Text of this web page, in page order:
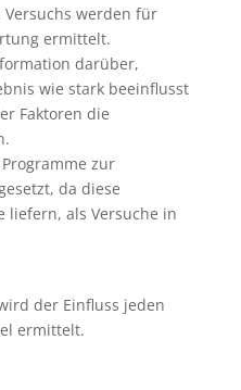
Versuchs werden für
ermittelt.
darüber,
wie stark beeinflusst
Faktoren die
zur
da diese
liefern, als Versuche in
der Einfluss jeden
ermittelt.